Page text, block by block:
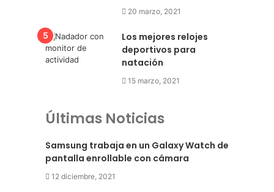
20 marzo, 2021
Los mejores relojes
deportivos para
natación
15 marzo, 2021
Últimas Noticias
Samsung trabaja en un Galaxy Watch de
pantalla enrollable con cámara
12 diciembre, 2021